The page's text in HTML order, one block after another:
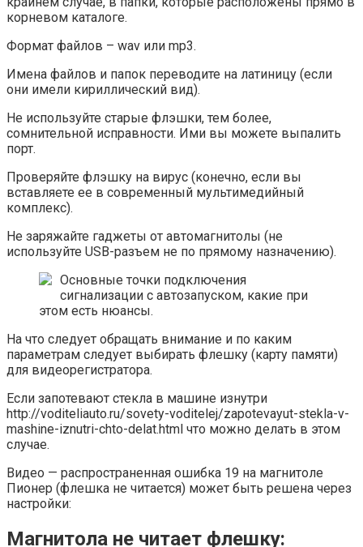
корневом каталоге.
Формат файлов – wav или mp3.
Имена файлов и папок переводите на латиницу (если
они имели кириллический вид).
Не используйте старые флэшки, тем более,
сомнительной исправности. Ими вы можете выпалить
порт.
Проверяйте флэшку на вирус (конечно, если вы
вставляете ее в современный мультимедийный
комплекс).
Не заряжайте гаджеты от автомагнитолы (не
используйте USB-разъем не по прямому назначению).
Основные точки подключения
сигнализации с автозапуском, какие при
этом есть нюансы.
На что следует обращать внимание и по каким
параметрам следует выбирать флешку (карту памяти)
для видеорегистратора.
Если запотевают стекла в машине изнутри
http://voditeliauto.ru/sovety-voditelej/zapotevayut-stekla-v-
mashine-iznutri-chto-delat.html что можно делать в этом
случае.
Видео — распространенная ошибка 19 на магнитоле
Пионер (флешка не читается) может быть решена через
настройки:
Магнитола не читает флешку: